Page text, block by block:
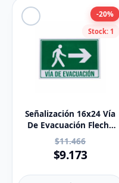
Stock: 1
-20%
Señalización 16x24 Vía
De Evacuación Flecha
Lado Derecho
$11.466
$9.173